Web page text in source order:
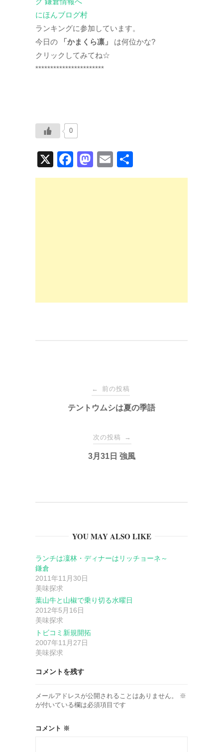
にほんブログ村
ランキングに参加しています。
今日の
「かまくら凛」
は何位かな?
クリックしてみてね☆
***********************
0
X
F
a
M
a
E
m 有
ョ
ン
← 前の投稿
テントウムシは夏の季語
次の投稿 →
3月31日 強風
YOU MAY ALSO LIKE
ランチは凜林・ディナーはリッチョーネ～
鎌倉
2011年11月30日
美味探求
葉山牛と山椒で乗り切る水曜日
2012年5月16日
美味探求
トビコミ新規開拓
2007年11月27日
美味探求
コメントを残す
メールアドレスが公開されることはありません。
※
が付いている欄は必須項目です
コメント ※